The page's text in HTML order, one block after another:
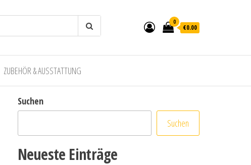
0
€0.00
ZUBEHÖR & AUSSTATTUNG
Suchen
Suchen
Neueste Einträge